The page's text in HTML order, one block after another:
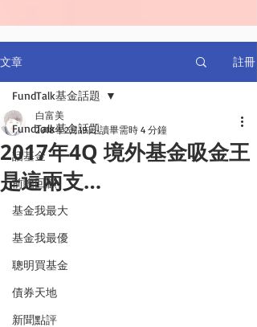
文章 註冊
FundTalk基金話題
話基金
前瞻回顧
基金我最大
基金我最優
聰明買基金
債券天地
新聞點評
FundTalk基金話題
2017年4Q 境外基金吸金王
是這兩支…
白富美
2018年2月19日 讀畢需時 4 分鐘